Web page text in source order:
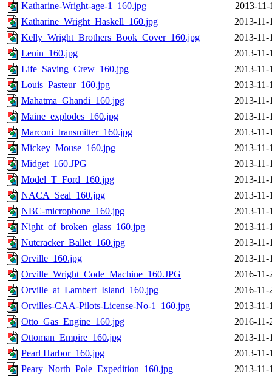
Katharine-Wright-age-1_160.jpg
2013-11-
Katharine_Wright_Haskell_160.jpg
2013-11-
Kelly_Wright_Brothers_Book_Cover_160.jpg
2013-11-
Lenin_160.jpg
2013-11-
Life_Saving_Crew_160.jpg
2013-11-
Louis_Pasteur_160.jpg
2013-11-
Mahatma_Ghandi_160.jpg
2013-11-
Maine_explodes_160.jpg
2013-11-
Marconi_transmitter_160.jpg
2013-11-
Mickey_Mouse_160.jpg
2013-11-
Midget_160.JPG
2013-11-
Model_T_Ford_160.jpg
2013-11-
NACA_Seal_160.jpg
2013-11-
NBC-microphone_160.jpg
2013-11-
Night_of_broken_glass_160.jpg
2013-11-
Nutcracker_Ballet_160.jpg
2013-11-
Orville_160.jpg
2013-11-
Orville_Wright_Code_Machine_160.JPG
2016-11-
Orville_at_Lambert_Island_160.jpg
2016-11-
Orvilles-CAA-Pilots-License-No-1_160.jpg
2013-11-
Otto_Gas_Engine_160.jpg
2016-11-
Ottoman_Empire_160.jpg
2013-11-
Pearl Harbor_160.jpg
2013-11-
Peary_North_Pole_Expedition_160.jpg
2013-11-